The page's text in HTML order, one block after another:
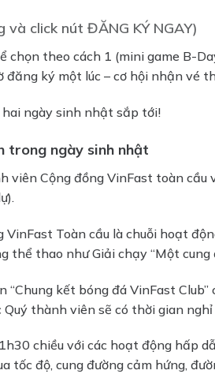
click nút ĐĂNG KÝ NGAY)
chọn theo cách 1 (mini game B-
ký một lúc – cơ hội nhận vé
ngày sinh nhật sắp tới!
trong ngày sinh nhật
viên Cộng đồng VinFast toàn cầu
Toàn cầu là chuỗi hoạt
thao như Giải chạy “Một cung
kết bóng đá VinFast
Quý thành viên sẽ có thời gian
chiều với các hoạt động hấp
tốc độ, cung đường cảm hứng,